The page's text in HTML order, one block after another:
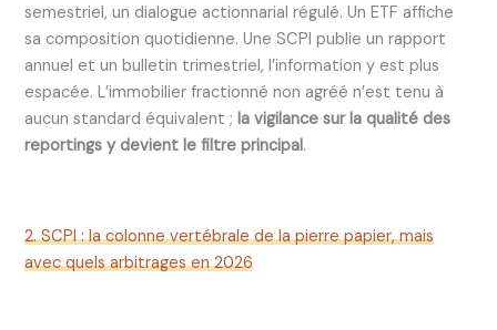
semestriel, un dialogue actionnarial régulé. Un ETF affiche
sa composition quotidienne. Une SCPI publie un rapport
annuel et un bulletin trimestriel, l’information y est plus
espacée. L’immobilier fractionné non agréé n’est tenu à
aucun standard équivalent ;la vigilance sur la qualité des
reportings y devient le filtre principal.
2. SCPI : la colonne vertébrale de la pierre papier, mais
avec quels arbitrages en 2026